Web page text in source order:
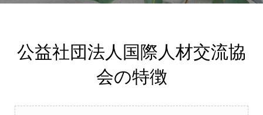
公益社団法人国際人材交流協
会の特徴